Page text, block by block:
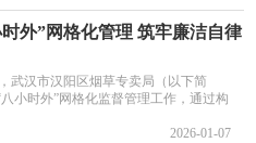
外”网格化管理 筑牢廉洁自律
武汉市汉阳区烟草专卖局（以下简
小时外”网格化监督管理工作，通过构
2026-01-07